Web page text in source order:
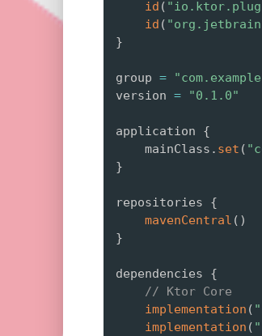
id (
id (
}
group =
version = "0.1.0"
application {
    mainClass
. set (
}
repositories {
mavenCentral ( )
}
dependencies {
// Ktor Core
implementation (
implementation (